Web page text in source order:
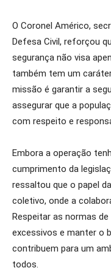
O Coronel Américo,
Defesa Civil, reforçou
segurança não visa
também tem um
missão é garantir a
assegurar que a
com respeito e
Embora a operação
cumprimento da
ressaltou que o papel
coletivo, onde a
Respeitar as normas
excessivos e manter o
contribuem para um
todos.